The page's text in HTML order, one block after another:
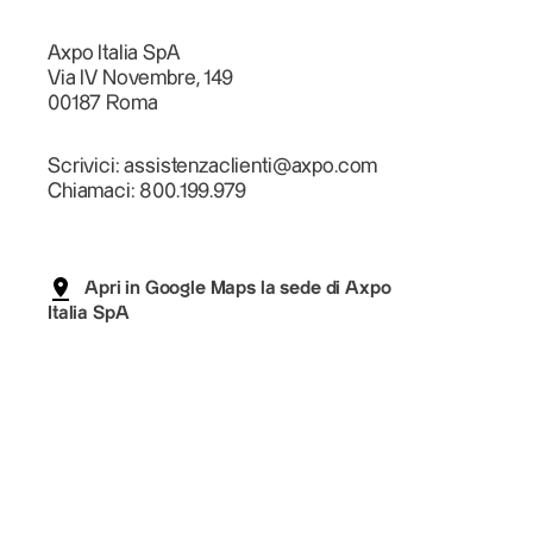
Axpo Italia SpA
Via IV Novembre, 149
00187 Roma
Scrivici: assistenzaclienti@axpo.com
Chiamaci: 800.199.979
Apri in Google Maps la sede di Axpo
Italia SpA